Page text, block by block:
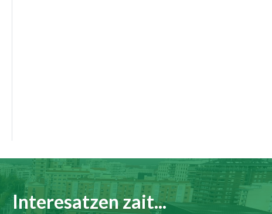
Interesatzen zait...